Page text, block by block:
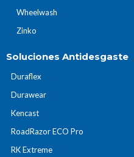
Wheelwash
Zinko
Soluciones Antidesgaste
Duraflex
Durawear
Kencast
RoadRazor ECO Pro
RK Extreme